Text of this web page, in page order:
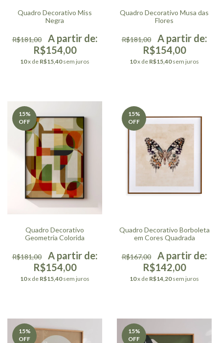
Quadro Decorativo Miss
Negra
R$181,00
R$154,00
10x de R$15,40 sem juros
Quadro Decorativo Musa das
Flores
R$181,00
R$154,00
10x de R$15,40 sem juros
15%
OFF
Quadro Decorativo
Geometria Colorida
R$181,00
R$154,00
10x de R$15,40 sem juros
15%
OFF
Quadro Decorativo Borboleta
em Cores Quadrada
R$167,00
R$142,00
10x de R$14,20 sem juros
15%
OFF
15%
OFF